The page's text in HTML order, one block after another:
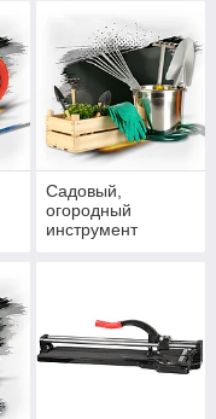
Садовый,
огородный
инструмент